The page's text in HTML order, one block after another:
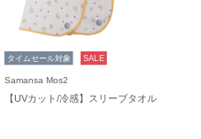
タイムセール対象 SALE
Samansa Mos2
【UVカット/冷感】スリーブタオル